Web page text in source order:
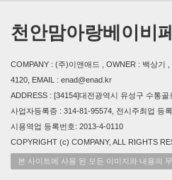
천안맘아랑베이비
COMPANY : (주)이앤애드 , OWNER : 백상기
4120, EMAIL : enad@enad.kr
ADDRESS : [34154]대전광역시 유성구 수통골
사업자등록증 : 314-81-95574, 전시주최업 등
시용역업 등록번호: 2013-4-0110
COPYRIGHT (c) COMPANY, ALL RIGHTS
본 사이트에 사용 된 모든 이미지와 내용의